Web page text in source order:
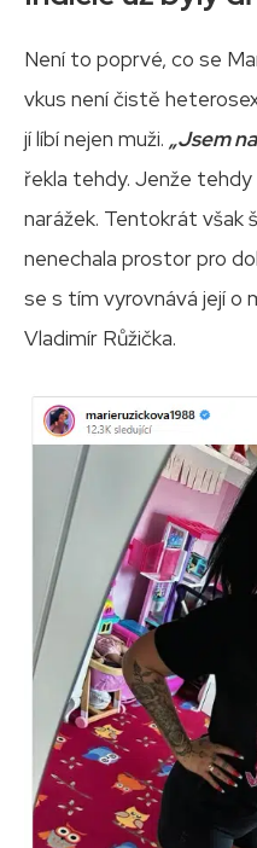
Není to poprvé, co se
vkus není čistě
jí líbí nejen muži. „Jsem
řekla tehdy. Jenže
narážek. Tentokrát však
nenechala prostor pro
se s tím vyrovnává její o
Vladimír Růžička.